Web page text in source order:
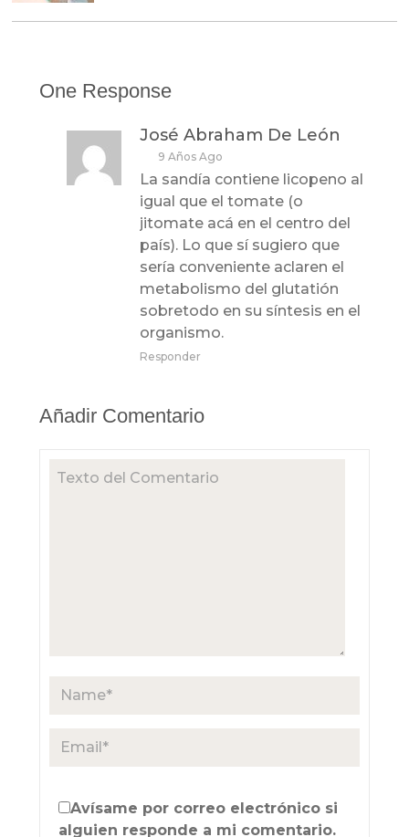
One Response
José Abraham De León
9 Años Ago
La sandía contiene licopeno al
igual que el tomate (o
jitomate acá en el centro del
país). Lo que sí sugiero que
sería conveniente aclaren el
metabolismo del glutatión
sobretodo en su síntesis en el
organismo.
Responder
Añadir Comentario
Avísame por correo electrónico si
alguien responde a mi comentario.